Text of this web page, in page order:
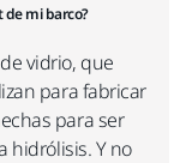
mi barco?
vidrio, que
para fabricar
para ser
hidrólisis. Y no